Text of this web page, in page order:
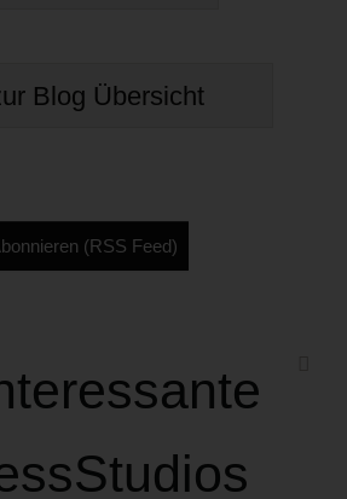
Blog Übersicht
(RSS Feed)